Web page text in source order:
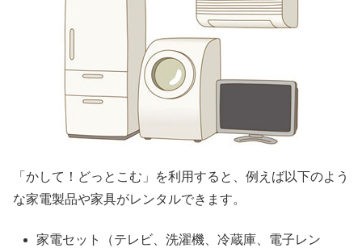
「かして！どっとこむ」を利用すると、例えば以下のよう
な家電製品や家具がレンタルできます。
家電セット（テレビ、洗濯機、冷蔵庫、電子レン